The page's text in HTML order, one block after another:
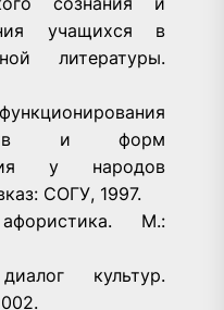
учащихся в
литературы.
и форм
у народов
СОГУ, 1997.
М.:
культур.